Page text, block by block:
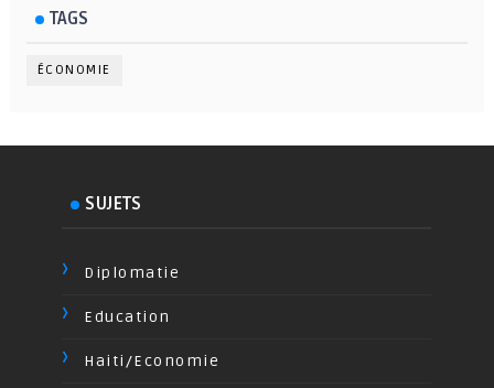
TAGS
ÉCONOMIE
SUJETS
Diplomatie
Education
Haiti/Economie